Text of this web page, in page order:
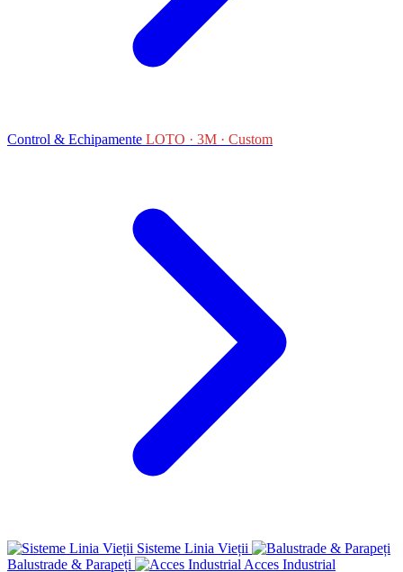
Control & Echipamente LOTO · 3M · Custom
Sisteme Linia Vieții
Balustrade & Parapeți
Acces Industrial